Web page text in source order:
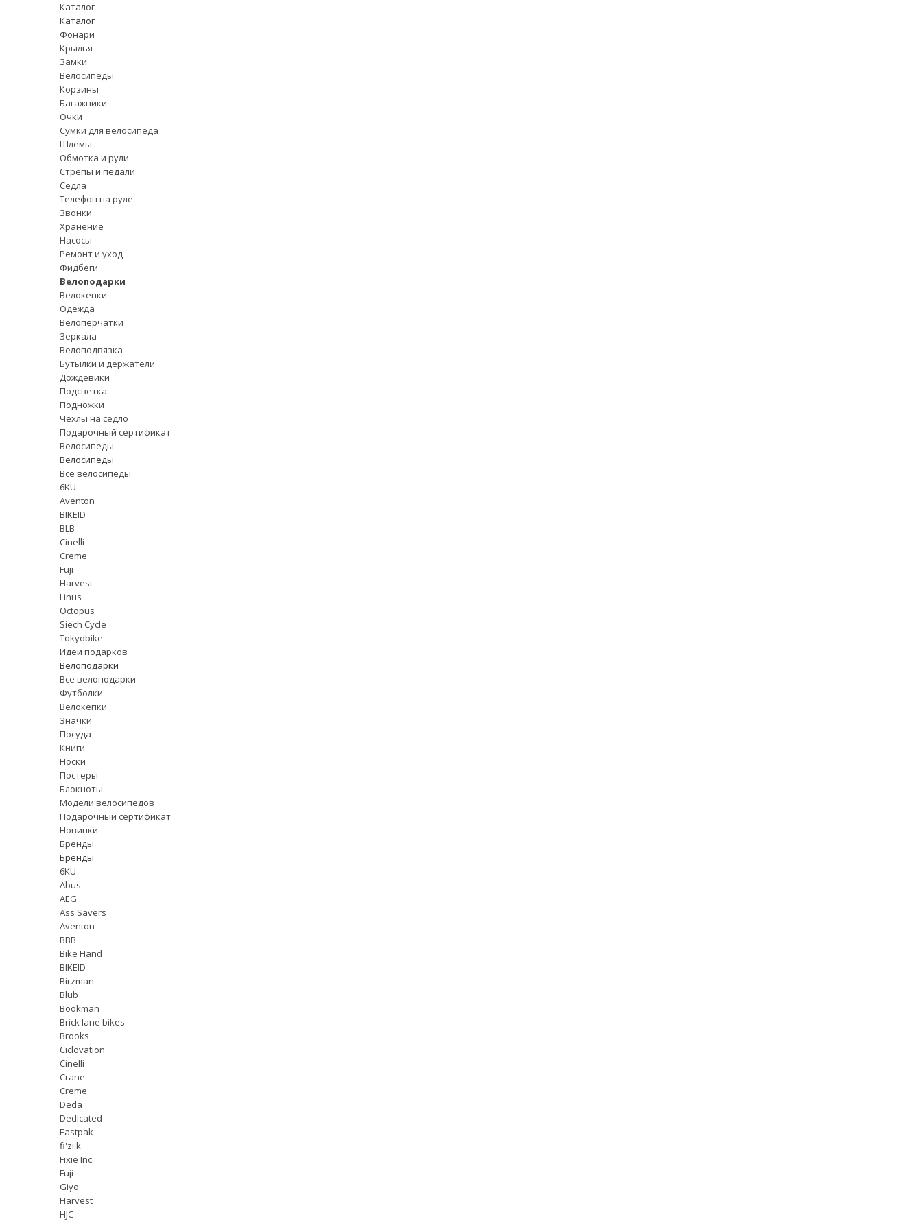
Каталог
Каталог
Фонари
Крылья
Замки
Велосипеды
Корзины
Багажники
Очки
Сумки для велосипеда
Шлемы
Обмотка и рули
Стрепы и педали
Седла
Телефон на руле
Звонки
Хранение
Насосы
Ремонт и уход
Фидбеги
Велоподарки
Велокепки
Одежда
Велоперчатки
Зеркала
Велоподвязка
Бутылки и держатели
Дождевики
Подсветка
Подножки
Чехлы на седло
Подарочный сертификат
Велосипеды
Велосипеды
Все велосипеды
6KU
Aventon
BIKEID
BLB
Cinelli
Creme
Fuji
Harvest
Linus
Octopus
Siech Cycle
Tokyobike
Идеи подарков
Велоподарки
Все велоподарки
Футболки
Велокепки
Значки
Посуда
Книги
Носки
Постеры
Блокноты
Модели велосипедов
Подарочный сертификат
Новинки
Бренды
Бренды
6KU
Abus
AEG
Ass Savers
Aventon
BBB
Bike Hand
BIKEID
Birzman
Blub
Bookman
Brick lane bikes
Brooks
Ciclovation
Cinelli
Crane
Creme
Deda
Dedicated
Eastpak
fi'zi:k
Fixie Inc.
Fuji
Giyo
Harvest
HJC